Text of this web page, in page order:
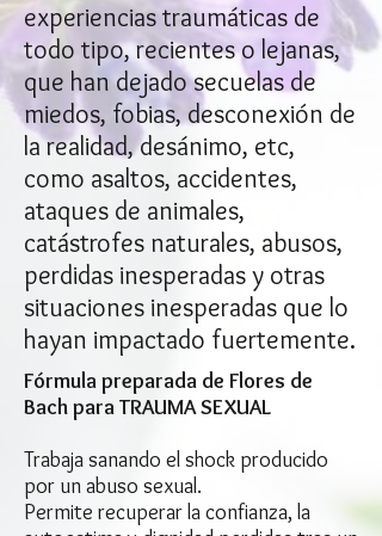
experiencias traumáticas de
todo tipo, recientes o lejanas,
que han dejado secuelas de
miedos, fobias, desconexión de
la realidad, desánimo, etc,
como asaltos, accidentes,
ataques de animales,
catástrofes naturales, abusos,
perdidas inesperadas y otras
situaciones inesperadas que lo
hayan impactado fuertemente.
Fórmula preparada de Flores de
Bach para TRAUMA SEXUAL
Trabaja sanando el shock producido
por un abuso sexual.
Permite recuperar la confianza, la